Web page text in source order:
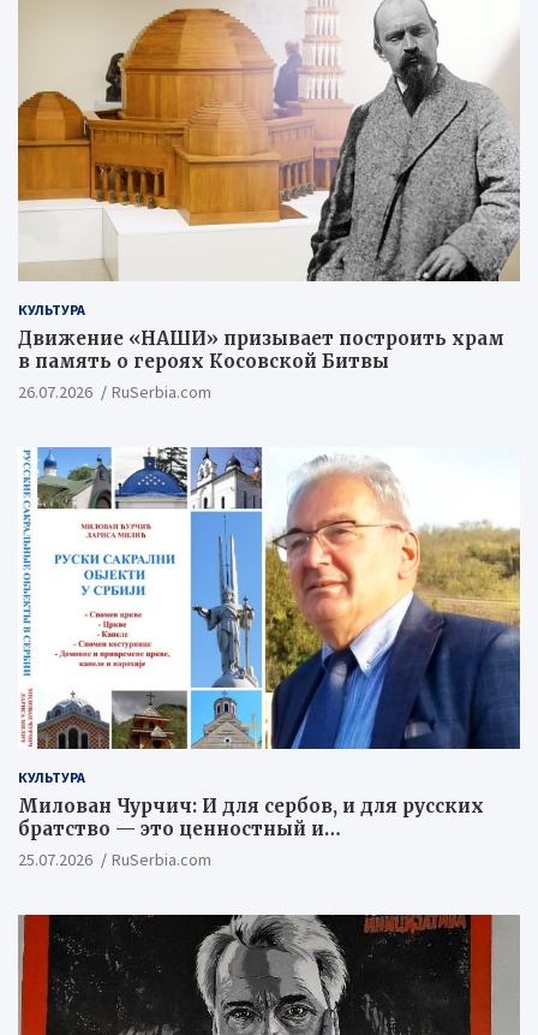
КУЛЬТУРА
Движение «НАШИ» призывает построить храм
в память о героях Косовской Битвы
26.07.2026 RuSerbia.com
КУЛЬТУРА
Милован Чурчич: И для сербов, и для русских
братство — это ценностный и
цивилизационный концепт
25.07.2026 RuSerbia.com